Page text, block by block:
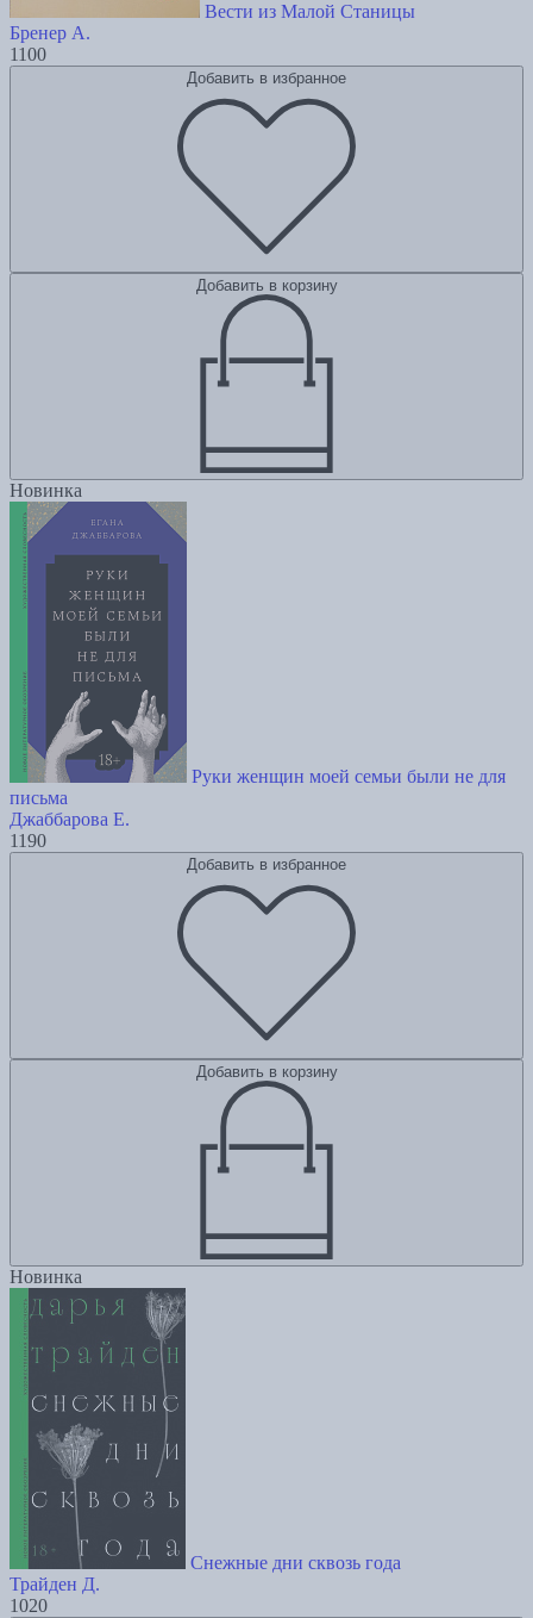
Вести из Малой Станицы
Бренер А.
1100
Добавить в избранное
Добавить в корзину
Новинка
Руки женщин моей семьи были не для
письма
Джаббарова Е.
1190
Добавить в избранное
Добавить в корзину
Новинка
Снежные дни сквозь года
Трайден Д.
1020